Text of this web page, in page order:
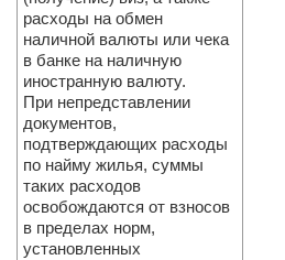
расходы на обмен
наличной валюты или чека
в банке на наличную
иностранную валюту.
При непредставлении
документов,
подтверждающих расходы
по найму жилья, суммы
таких расходов
освобождаются от взносов
в пределах норм,
установленных